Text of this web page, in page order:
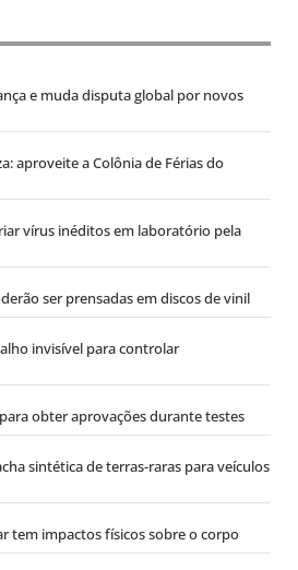
e muda disputa global por novos
aproveite a Colônia de Férias do
vírus inéditos em laboratório pela
ser prensadas em discos de vinil
invisível para controlar
obter aprovações durante testes
sintética de terras-raras para veículos
tem impactos físicos sobre o corpo